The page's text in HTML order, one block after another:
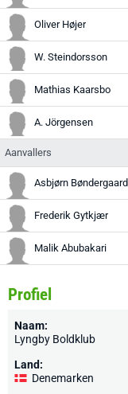
Oliver Højer
W. Steindorsson
Mathias Kaarsbo
A. Jörgensen
Aanvallers
Asbjørn Bøndergaard
Frederik Gytkjær
Malik Abubakari
Profiel
Naam:
Lyngby Boldklub
Land:
Denemarken